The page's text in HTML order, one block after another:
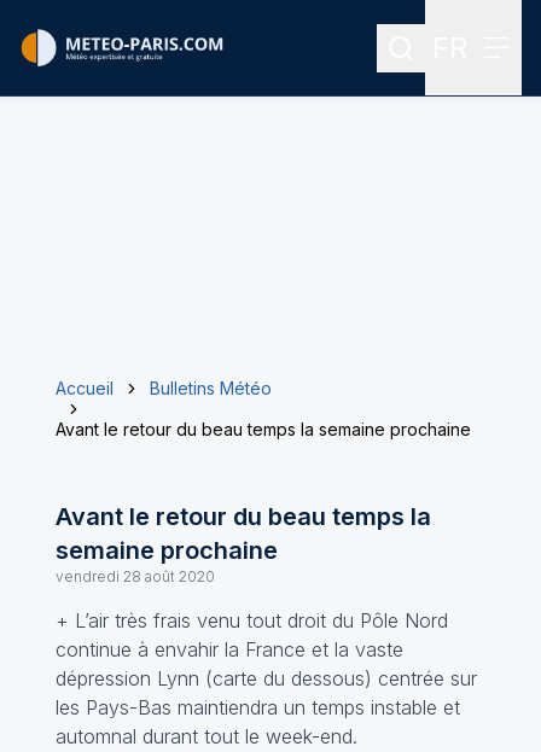
Rechercher
Accueil
Bulletins Météo
Avant le retour du beau temps la semaine prochaine
Avant le retour du beau temps la
semaine prochaine
vendredi 28 août 2020
+ L’air très frais venu tout droit du Pôle Nord
continue à envahir la France et la vaste
dépression Lynn (carte du dessous) centrée sur
les Pays-Bas maintiendra un temps instable et
automnal durant tout le week-end.